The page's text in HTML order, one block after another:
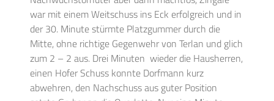
war mit einem Weitschuss ins Eck erfolgreich und in
der 30. Minute stürmte Platzgummer durch die
Mitte, ohne richtige Gegenwehr von Terlan und glich
zum 2 – 2 aus. Drei Minuten wieder die Hausherren,
einen Hofer Schuss konnte Dorfmann kurz
abwehren, den Nachschuss aus guter Position